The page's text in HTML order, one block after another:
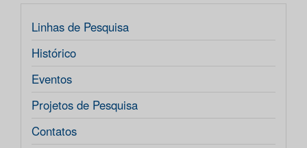
Linhas de Pesquisa
Histórico
Eventos
Projetos de Pesquisa
Contatos